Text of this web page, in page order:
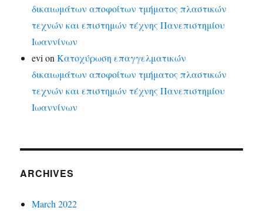
δικαιωμάτων αποφοίτων τμήματος πλαστικών
τεχνών και επιστημών τέχνης Πανεπιστημίου
Ιωαννίνων
evi onΚατοχύρωση επαγγελματικών
δικαιωμάτων αποφοίτων τμήματος πλαστικών
τεχνών και επιστημών τέχνης Πανεπιστημίου
Ιωαννίνων
ARCHIVES
March 2022